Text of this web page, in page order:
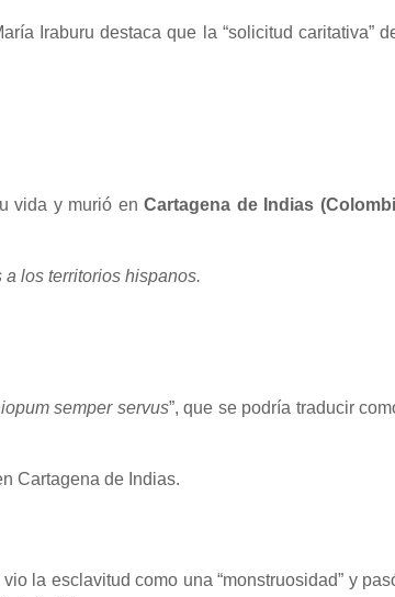
Iraburu destaca que la “solicitud caritativa”
vida y murió enCartagena de Indias
los territorios hispanos.
semper servus”, que se podría traducir
Cartagena de Indias.
la esclavitud como una “monstruosidad” y